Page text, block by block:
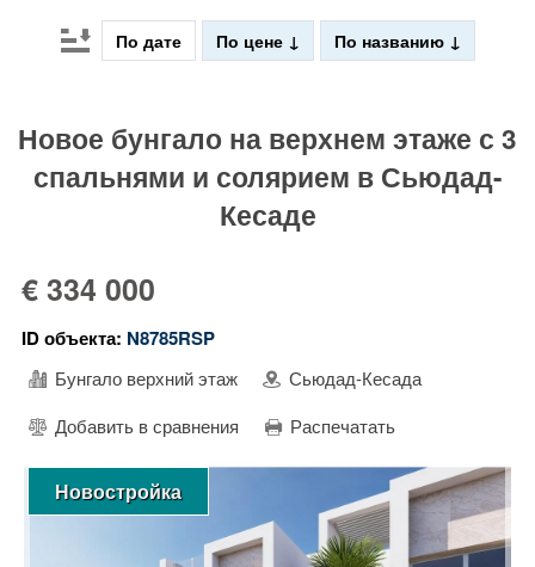
По дате По цене По названию
Новое бунгало на верхнем этаже с 3
спальнями и солярием в Сьюдад-
Кесаде
€ 334 000
ID объекта: N8785RSP
Бунгало верхний этаж
Сьюдад-Кесада
Добавить в сравнения
Распечатать
Новостройка